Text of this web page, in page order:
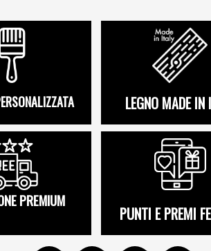
LEGNO MADE IN
PREMIUM
PUNTI E PREMI